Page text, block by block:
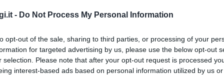
- Do Not Process My Personal Information
opt-out of the sale, sharing to third parties, or processing of your
for targeted advertising by us, please use the below opt-out
selection. Please note that after your opt-out request is processed
interest-based ads based on personal information utilized by us
la Sardegna. Laboratorio del
di attestato (gratuito) e laboratorio della
di Nuraxi e Figus.
della Sardegna cotti a vista tra cui il
trattalia, salsiccia